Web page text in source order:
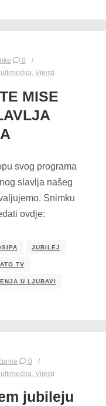
0
, Vijesti
MISE
svog programa
slavlja našeg
Snimku
ovdje:
JUBILEJ
TV
U LJUBAVI
0
, Vijesti
jubileju